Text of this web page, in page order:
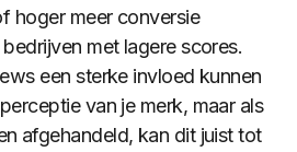
hoger meer conversie
met lagere scores.
een sterke invloed kunnen
van je merk, maar als
afgehandeld, kan dit juist tot